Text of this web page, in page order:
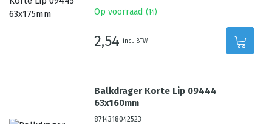
Op voorraad (14)
2,54 incl. BTW
Balkdrager Korte Lip 09444
63x160mm
8714318042523